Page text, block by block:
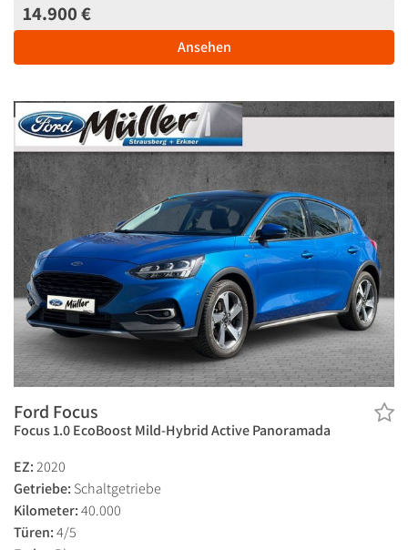
14.900 €
Ansehen
Ford Focus
Focus 1.0 EcoBoost Mild-Hybrid Active Panoramada
EZ:2020
Getriebe: Schaltgetriebe
Kilometer:40.000
Türen:4/5